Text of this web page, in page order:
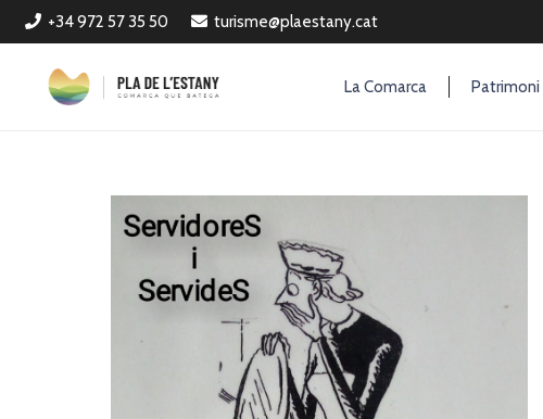
+34 972 57 35 50 turisme@plaestany.cat
La Comarca Patrimoni